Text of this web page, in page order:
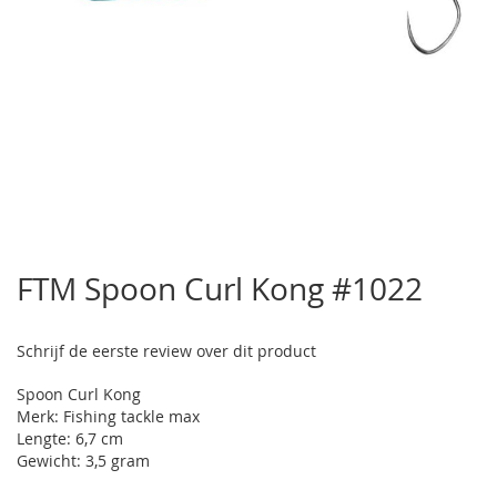
het
begin
de
gallerij
FTM Spoon Curl Kong #1022
Schrijf de eerste review over dit product
Spoon Curl Kong
Merk: Fishing tackle max
Lengte: 6,7 cm
Gewicht: 3,5 gram